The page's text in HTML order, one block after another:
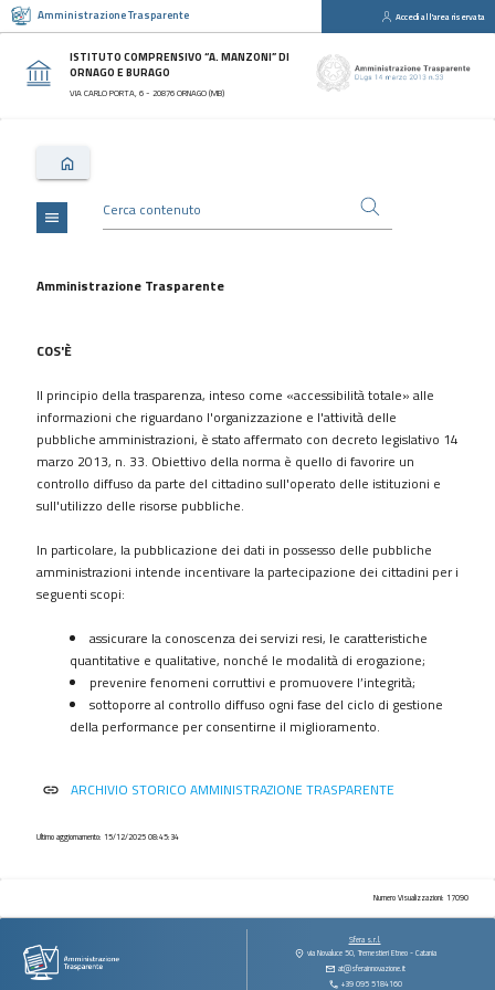
Amministrazione Trasparente Accedi all'area riservata
ISTITUTO COMPRENSIVO “A. MANZONI” DI
ORNAGO E BURAGO
VIA CARLO PORTA, 6 - 20876 ORNAGO (MB)
Sezioni
Disposizioni
Generali
Consulenti
collaboratori
Bandi
Performance
Enti
controllati
Attività
e
procedimenti
Controlli
sulle
contratti
contributi
vantaggi
immobili
e
menu
Amministrazione Trasparente
COS'È
Il principio della trasparenza, inteso come «accessibilità totale» alle
informazioni che riguardano l'organizzazione e l'attività delle
pubbliche amministrazioni, è stato affermato con decreto legislativo 14
marzo 2013, n. 33. Obiettivo della norma è quello di favorire un
controllo diffuso da parte del cittadino sull'operato delle istituzioni e
sull'utilizzo delle risorse pubbliche.
In particolare, la pubblicazione dei dati in possesso delle pubbliche
amministrazioni intende incentivare la partecipazione dei cittadini per i
seguenti scopi:
assicurare la conoscenza dei servizi resi, le caratteristiche
quantitative e qualitative, nonché le modalità di erogazione;
prevenire fenomeni corruttivi e promuovere l’integrità;
sottoporre al controllo diffuso ogni fase del ciclo di gestione
della performance per consentirne il miglioramento.
link ARCHIVIO STORICO AMMINISTRAZIONE TRASPARENTE
Ultimo aggiornamento: 15/12/2025 08:45:34
Numero Visualizzazioni: 17090
Sfera s.r.l.
via Novaluce 50, Tremestieri Etneo - Catania
at@sferainnovazione.it
+39 095 5184160